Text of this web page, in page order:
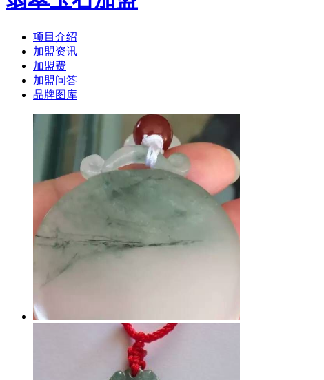
项目介绍
加盟资讯
加盟费
加盟问答
品牌图库